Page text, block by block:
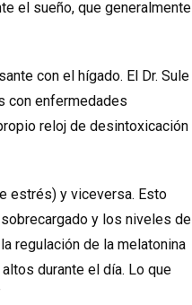
el sueño, que generalmente
con el hígado. El Dr. Sule
con enfermedades
reloj de desintoxicación
estrés) y viceversa. Esto
y los niveles de
regulación de la melatonina
durante el día. Lo que